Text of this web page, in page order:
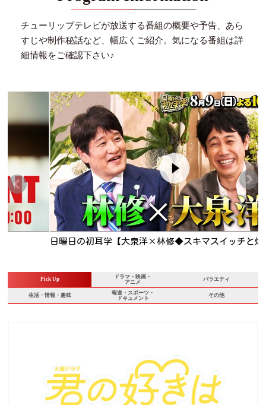
チューリップテレビが放送する番組の概要や予告、あら
すじや制作秘話など、幅広くご紹介。 気になる番組は詳
細情報をご確認下さい♪
日曜日の初耳学【大泉洋×林修◆スキマスイッチと爆笑リモー
Pick Up
ドラマ・映画・
アニメ
バラエティ
生活・情報・趣味
報道・スポーツ・
ドキュメント
その他